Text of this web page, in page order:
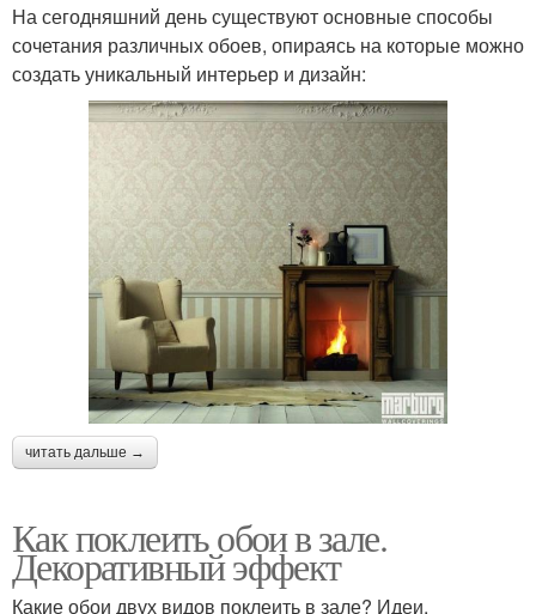
На сегодняшний день существуют основные способы
сочетания различных обоев, опираясь на которые можно
создать уникальный интерьер и дизайн:
читать дальше →
Как поклеить обои в зале.
Декоративный эффект
Какие обои двух видов поклеить в зале? Идеи,